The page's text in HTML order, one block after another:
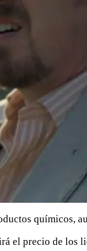
químicos,
el precio de los